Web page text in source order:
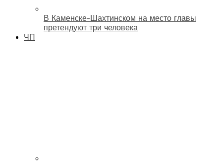
В Каменске-Шахтинском на место главы
претендуют три человека
ЧП